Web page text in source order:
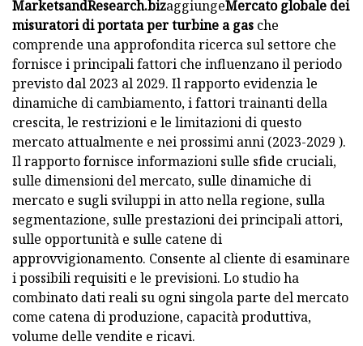
MarketsandResearch.bizaggiungeMercato globale dei
misuratori di portata per turbine a gas che
comprende una approfondita ricerca sul settore che
fornisce i principali fattori che influenzano il periodo
previsto dal 2023 al 2029. Il rapporto evidenzia le
dinamiche di cambiamento, i fattori trainanti della
crescita, le restrizioni e le limitazioni di questo
mercato attualmente e nei prossimi anni (2023-2029 ).
Il rapporto fornisce informazioni sulle sfide cruciali,
sulle dimensioni del mercato, sulle dinamiche di
mercato e sugli sviluppi in atto nella regione, sulla
segmentazione, sulle prestazioni dei principali attori,
sulle opportunità e sulle catene di
approvvigionamento. Consente al cliente di esaminare
i possibili requisiti e le previsioni. Lo studio ha
combinato dati reali su ogni singola parte del mercato
come catena di produzione, capacità produttiva,
volume delle vendite e ricavi.